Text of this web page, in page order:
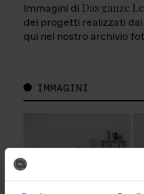
Immagini di Das ganze
dei progetti realizzati
qui nel nostro archivio
IMMAGINI